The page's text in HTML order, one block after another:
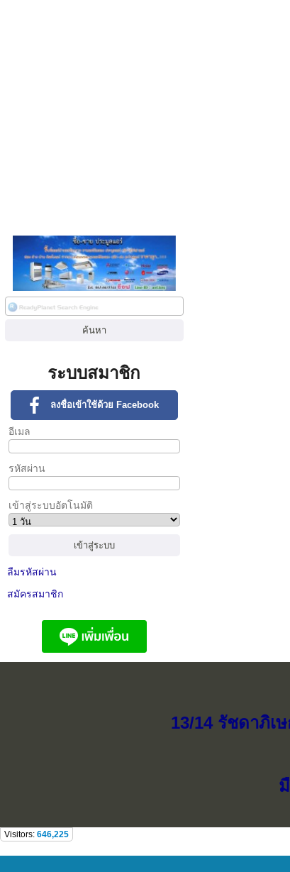
ระบบสมาชิก
ลงชื่อเข้าใช้ด้วย Facebook
อีเมล
รหัสผ่าน
เข้าสู่ระบบอัตโนมัติ
ลืมรหัสผ่าน
สมัครสมาชิก
13/14 รัชดาภิเ
Visitors: 646,225